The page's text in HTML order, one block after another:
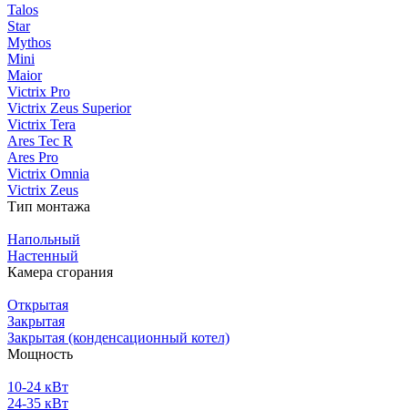
Talos
Star
Mythos
Mini
Maior
Victrix Pro
Victrix Zeus Superior
Victrix Tera
Ares Tec R
Ares Pro
Victrix Omnia
Victrix Zeus
Тип монтажа
Напольный
Настенный
Камера сгорания
Открытая
Закрытая
Закрытая (конденсационный котел)
Мощность
10-24 кВт
24-35 кВт